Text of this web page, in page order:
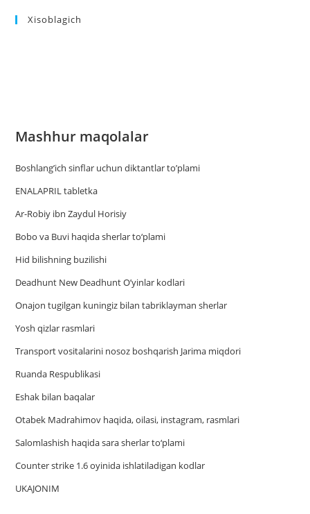
Xisoblagich
Mashhur maqolalar
Boshlang’ich sinflar uchun diktantlar to’plami
ENALAPRIL tabletka
Ar-Robiy ibn Zaydul Horisiy
Bobo va Buvi haqida sherlar to‘plami
Hid bilishning buzilishi
Deadhunt New Deadhunt O’yinlar kodlari
Onajon tugilgan kuningiz bilan tabriklayman sherlar
Yosh qizlar rasmlari
Trаnsport vositаlаrini nosoz boshqаrish Jаrimа miqdori
Ruanda Respublikasi
Eshak bilan baqalar
Otabek Madrahimov haqida, oilasi, instagram, rasmlari
Salomlashish haqida sara sherlar to‘plami
Counter strike 1.6 oyinida ishlatiladigan kodlar
UKAJONIM